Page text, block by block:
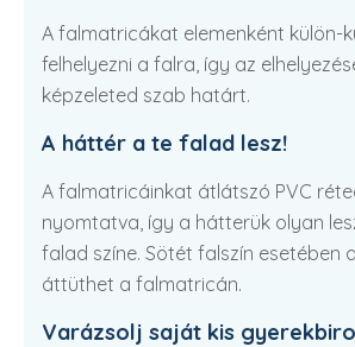
A falmatricákat elemenként külön-
felhelyezni a falra, így az
képzeleted szab határt.
A háttér a te falad lesz!
A falmatricáinkat átlátszó PVC
nyomtatva, így a hátterük olyan
falad színe. Sötét falszín esetében
áttüthet a falmatricán.
Varázsolj saját kis